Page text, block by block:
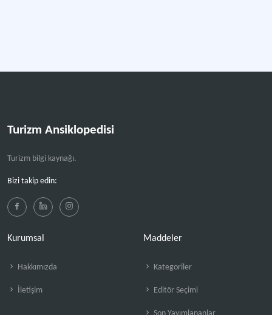
Turizm Ansiklopedisi
Turizm bilgi kaynağı.
Bizi takip edin:
Kurumsal
Hakkımızda
İletişim
Maddeler
Kategoriler
Editör Seçimi